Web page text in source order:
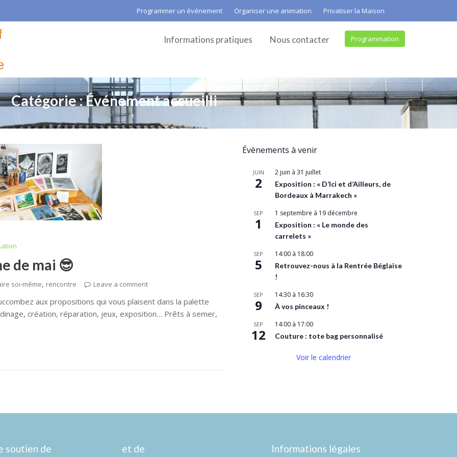
Programmer un événement Organiser une animation Privatiser la Maison
Programmation
Informations pratiques Nous contacter
Catégorie :Événement accueilli
de mai 😎
soi-même, rencontre Leave a comment
aux propositions qui vous plaisent dans la palette
création, réparation, jeux, exposition… Prêts à semer,
Évènements à venir
JUIN
2
2 juin à 31 juillet
Exposition : « D’Ici et d’Ailleurs, de
Bordeaux à Marrakech »
SEP
1
1 septembre à 19 décembre
Exposition : « Le monde des
carrelets »
SEP
5
14:00à 18:00
Retrouvez-nous à la Rentrée Béglaise
!
SEP
9
14:30à 16:30
À vos pinceaux !
SEP
12
14:00à 17:00
Couture : tote bag personnalisé
Voir le calendrier
soutien de et de Informations légales